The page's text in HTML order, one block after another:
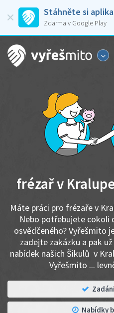
Stáhněte si
Zdarma v Google Play
frézař v
Máte práci pro frézaře v
Nebo potřebujete cokoli
osvědčeného? Vyřešmito
zadejte zakázku a pak
nabídek našich Šikulů v
Vyřešmito ...
Nabídky